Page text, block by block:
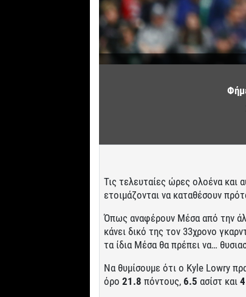
Τις τελευταίες ώρες ολοένα και
ετοιμάζονται να καταθέσουν
Όπως αναφέρουν Μέσα από την
κάνει δικό της τον 33χρονο
τα ίδια Μέσα θα πρέπει να…
Να θυμίσουμε ότι ο Kyle Lowry
όρο 21.8 πόντους, 6.5 ασίστ και